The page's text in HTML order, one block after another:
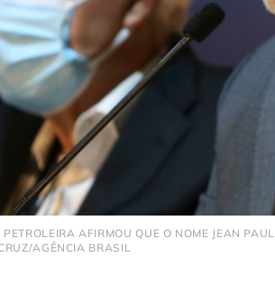
AFIRMOU QUE O NOME JEAN
AGÊNCIA BRASIL